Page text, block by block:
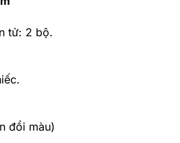
tử: 2 bộ.
đổi màu)